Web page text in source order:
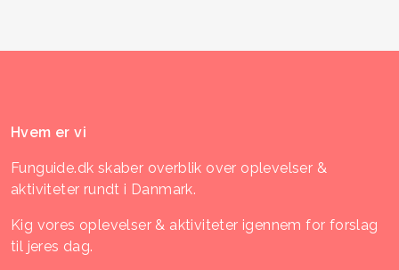
Hvem er vi
Funguide.dk skaber overblik over oplevelser &
aktiviteter rundt i Danmark.
Kig vores oplevelser & aktiviteter igennem for forslag
til jeres dag.